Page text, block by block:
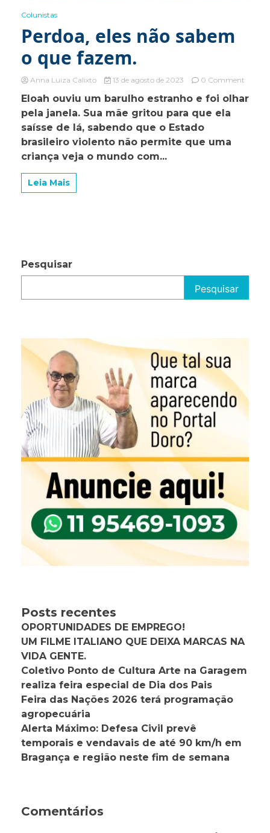
Colunistas
Perdoa, eles não sabem
o que fazem.
Anna Luiza Calixto 13 de agosto de 2023 0 Commenton
eles
Eloah ouviu um barulho estranho e foi olhar
pela janela. Sua mãe gritou para que ela
saísse de lá, sabendo que o Estado
brasileiro violento não permite que uma
criança veja o mundo com...
Leia Mais
Pesquisar
Pesquisar
Posts recentes
OPORTUNIDADES DE EMPREGO!
UM FILME ITALIANO QUE DEIXA MARCAS NA
VIDA GENTE.
Coletivo Ponto de Cultura Arte na Garagem
realiza feira especial de Dia dos Pais
Feira das Nações 2026 terá programação
agropecuária
Alerta Máximo: Defesa Civil prevê
temporais e vendavais de até 90 km/h em
Bragança e região neste fim de semana
Comentários